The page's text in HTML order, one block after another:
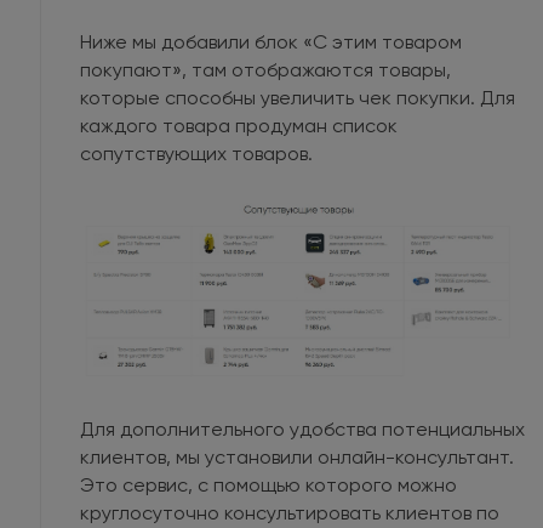
Ниже мы добавили блок «С этим товаром
покупают», там отображаются товары,
которые способны увеличить чек покупки. Для
каждого товара продуман список
сопутствующих товаров.
Для дополнительного удобства потенциальных
клиентов, мы установили онлайн-консультант.
Это сервис, с помощью которого можно
круглосуточно консультировать клиентов по